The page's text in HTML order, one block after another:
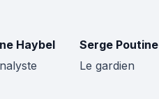
Haybel
Serge Poutine
Le gardien